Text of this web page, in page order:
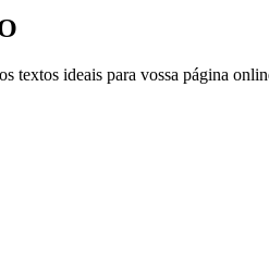
textos ideais para vossa página